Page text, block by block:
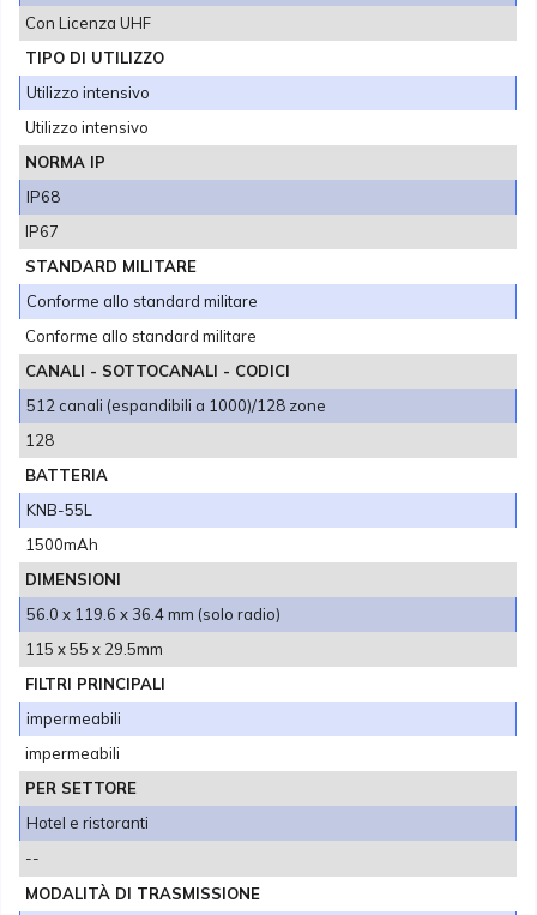
Con Licenza UHF
TIPO DI UTILIZZO
Utilizzo intensivo
Utilizzo intensivo
NORMA IP
IP68
IP67
STANDARD MILITARE
Conforme allo standard militare
Conforme allo standard militare
CANALI - SOTTOCANALI - CODICI
512 canali (espandibili a 1000)/128 zone
128
BATTERIA
KNB-55L
1500mAh
DIMENSIONI
56.0 x 119.6 x 36.4 mm (solo radio)
115 x 55 x 29.5mm
FILTRI PRINCIPALI
impermeabili
impermeabili
PER SETTORE
Hotel e ristoranti
--
MODALITÀ DI TRASMISSIONE